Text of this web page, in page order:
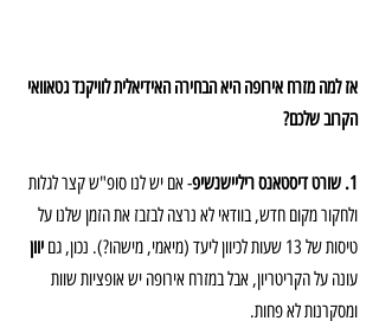
אז למה מזרח אירופה היא הבחירה האידיאלית לוויקנד גטאוואי
הקרוב שלכם?
1. שורט דיסטאנס ריליישנשיפ
- אם יש לנו סופ"ש קצר לגלות
ולחקור מקום חדש, בוודאי לא נרצה לבזבז את הזמן שלנו על
טיסות של 13 שעות לכיוון ליעד (מיאמי, מישהו?). נכון, גם
יוון
עונה על הקריטריון, אבל במזרח אירופה יש אופציות שוות
ומסקרנות לא פחות.